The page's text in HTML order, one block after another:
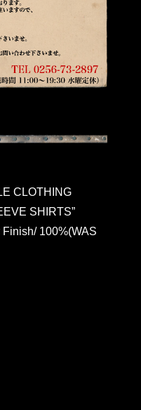
CLOTHING
SHIRTS”
100%(WAS